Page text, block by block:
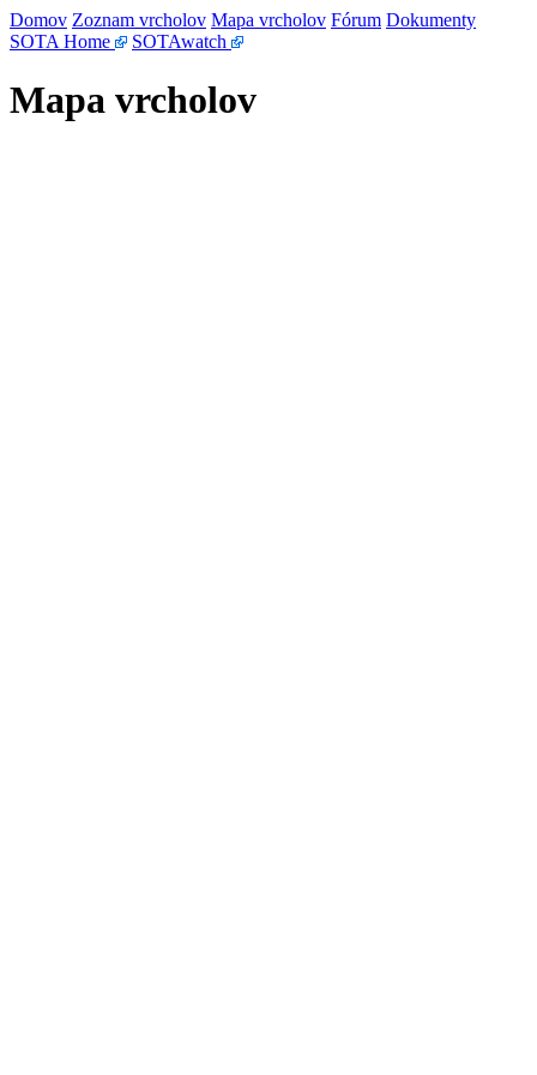
Domov Zoznam vrcholov Mapa vrcholov Fórum Dokumenty
SOTA Home
SOTAwatch
Mapa vrcholov